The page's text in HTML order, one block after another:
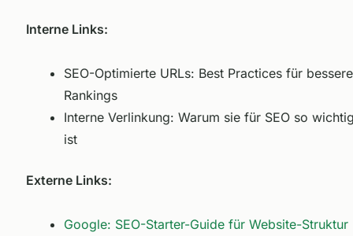
Interne Links:
SEO-Optimierte URLs: Best Practices für bessere
Rankings
Interne Verlinkung: Warum sie für SEO so
ist
Externe Links:
Google: SEO-Starter-Guide für Website-Struktur